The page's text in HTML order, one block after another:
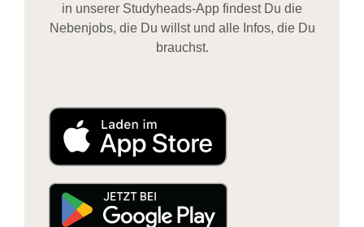
in unserer Studyheads-App findest Du die
Nebenjobs, die Du willst und alle Infos, die Du
brauchst.